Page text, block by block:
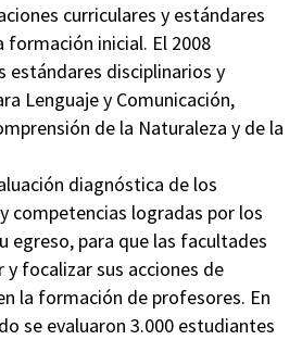
curriculares y estándares
formación inicial. El 2008
estándares disciplinarios y
Lenguaje y Comunicación,
de la Naturaleza y de la
diagnóstica de los
competencias logradas por los
egreso, para que las facultades
y focalizar sus acciones de
la formación de profesores. En
se evaluaron 3.000 estudiantes